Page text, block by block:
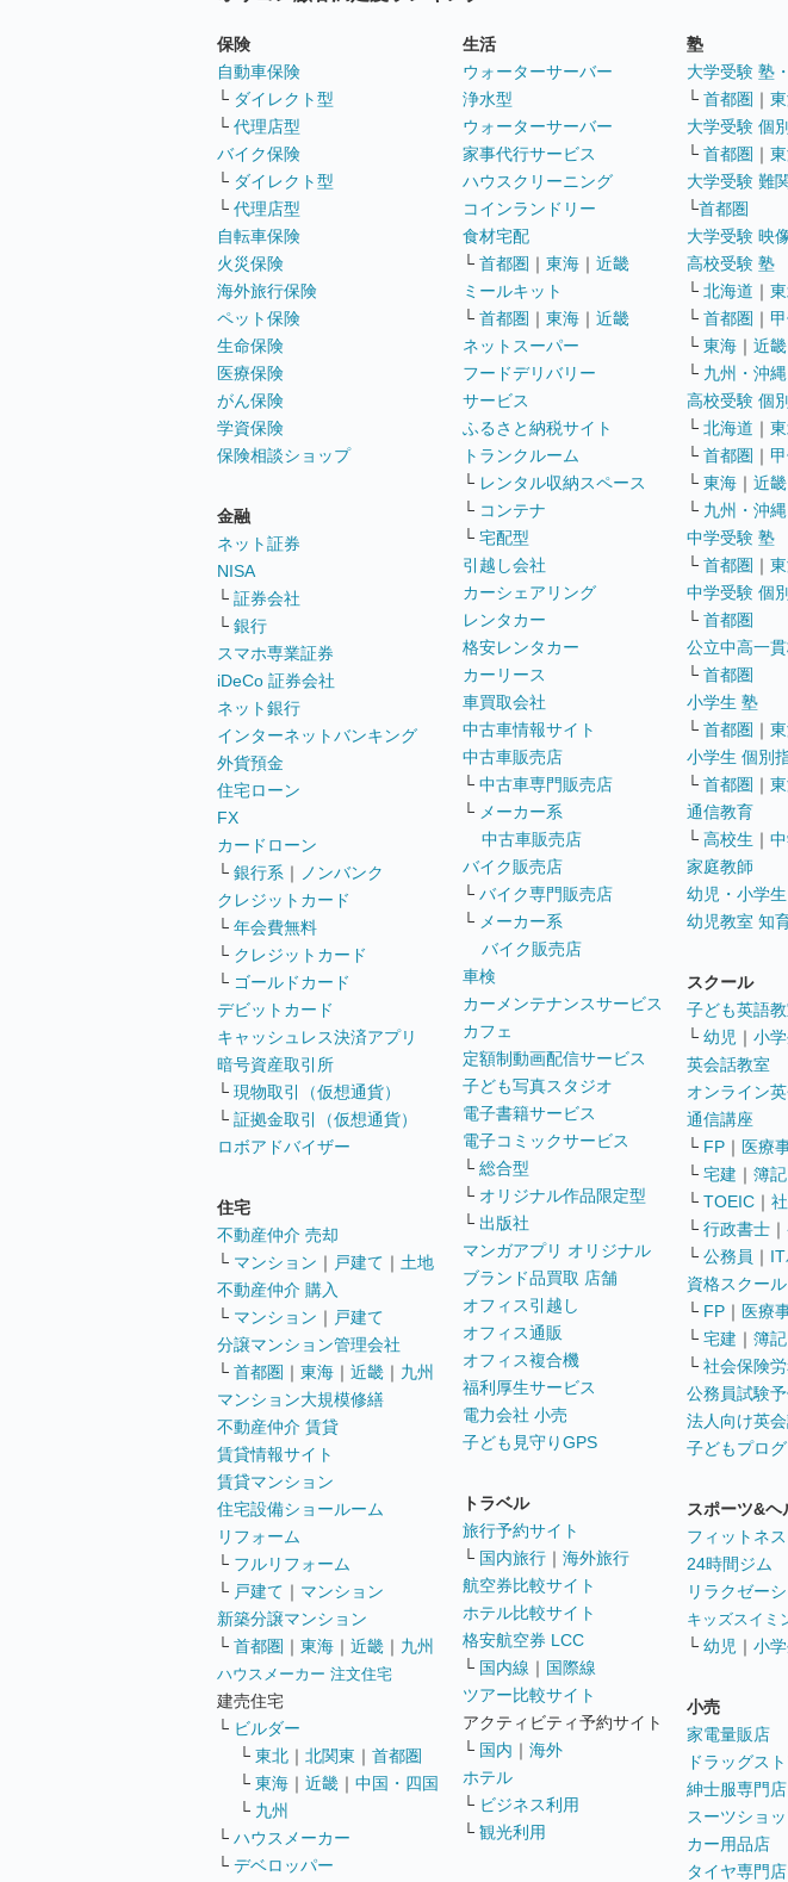
保険
自動車保険
└ ダイレクト型
└ 代理店型
バイク保険
└ ダイレクト型
└ 代理店型
自転車保険
火災保険
海外旅行保険
ペット保険
生命保険
医療保険
がん保険
学資保険
保険相談ショップ
金融
ネット証券
NISA
└ 証券会社
└ 銀行
スマホ専業証券
iDeCo 証券会社
ネット銀行
インターネットバンキング
外貨預金
住宅ローン
FX
カードローン
└ 銀行系 ｜
ノンバンク
クレジットカード
└ 年会費無料
└ クレジットカード
└ ゴールドカード
デビットカード
キャッシュレス決済アプリ
暗号資産取引所
└ 現物取引（仮想通貨）
└ 証拠金取引（仮想通貨）
ロボアドバイザー
住宅
不動産仲介 売却
└ マンション ｜ 戸建て ｜ 土地
不動産仲介 購入
└ マンション ｜ 戸建て
分譲マンション管理会社
└ 首都圏 ｜ 東海 ｜ 近畿 ｜ 九州
マンション大規模修繕
不動産仲介 賃貸
賃貸情報サイト
賃貸マンション
住宅設備ショールーム
リフォーム
└ フルリフォーム
└ 戸建て ｜ マンション
新築分譲マンション
└ 首都圏 ｜ 東海 ｜ 近畿 ｜ 九州
ハウスメーカー 注文住宅
建売住宅
└ ビルダー
└ 東北 ｜ 北関東 ｜ 首都圏
└ 東海 ｜ 近畿 ｜ 中国・四国
└ 九州
└ ハウスメーカー
└ デベロッパー
生活
ウォーターサーバー
浄水型
ウォーターサーバー
家事代行サービス
ハウスクリーニング
コインランドリー
食材宅配
└ 首都圏 ｜ 東海 ｜ 近畿
ミールキット
└ 首都圏 ｜ 東海 ｜ 近畿
ネットスーパー
フードデリバリー
サービス
ふるさと納税サイト
トランクルーム
└ レンタル収納スペース
└ コンテナ
└ 宅配型
引越し会社
カーシェアリング
レンタカー
格安レンタカー
カーリース
車買取会社
中古車情報サイト
中古車販売店
└ 中古車専門販売店
└ メーカー系
中古車販売店
バイク販売店
└ バイク専門販売店
└ メーカー系
バイク販売店
車検
カーメンテナンスサービス
カフェ
定額制動画配信サービス
子ども写真スタジオ
電子書籍サービス
電子コミックサービス
└ 総合型
└ オリジナル作品限定型
└ 出版社
マンガアプリ オリジナル
ブランド品買取 店舗
オフィス引越し
オフィス通販
オフィス複合機
福利厚生サービス
電力会社 小売
子ども見守りGPS
トラベル
旅行予約サイト
└ 国内旅行 ｜ 海外旅行
航空券比較サイト
ホテル比較サイト
格安航空券 LCC
└ 国内線 ｜ 国際線
ツアー比較サイト
アクティビティ予約サイト
└ 国内 ｜ 海外
ホテル
└ ビジネス利用
└ 観光利用
塾
大学受験 塾
└ 首都圏 ｜
大学受験 個
└ 首都圏 ｜
大学受験 難
└首都圏
大学受験 映
高校受験 塾
└ 北海道 ｜
└ 首都圏 ｜
└ 東海 ｜ 近畿
└ 九州・沖縄
高校受験 個
└ 北海道 ｜
└ 首都圏 ｜
└ 東海 ｜ 近畿
└ 九州・沖縄
中学受験 塾
└ 首都圏 ｜
中学受験 個
└ 首都圏
公立中高一
└ 首都圏
小学生 塾
└ 首都圏 ｜
小学生 個別
└ 首都圏 ｜
通信教育
└ 高校生 ｜
家庭教師
幼児・小学
幼児教室 知
スクール
子ども英語
└ 幼児 ｜ 小
英会話教室
オンライン
通信講座
└ FP ｜ 医療
└ 宅建 ｜ 簿記
└ TOEIC ｜
└ 行政書士 ｜
└ 公務員 ｜
資格スクール
└ FP ｜ 医療
└ 宅建 ｜ 簿記
└ 社会保険
公務員試験
法人向け英
子どもプロ
スポーツ&ヘ
フィットネ
24時間ジム
リラクゼー
キッズスイミ
└ 幼児 ｜ 小
小売
家電量販店
ドラッグス
紳士服専門店
スーツショ
カー用品店
タイヤ専門店